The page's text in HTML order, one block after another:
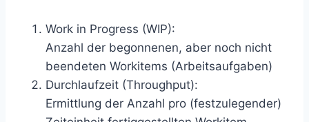
Work in Progress (WIP):
Anzahl der begonnenen, aber noch nicht
beendeten Workitems (Arbeitsaufgaben)
Durchlaufzeit (Throughput):
Ermittlung der Anzahl pro (festzulegender)